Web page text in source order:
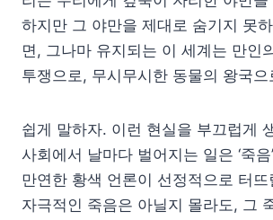
하지만 그 야만을 제대로 숨기지 못
면, 그나마 유지되는 이 세계는 만인
투쟁으로, 무시무시한 동물의 왕국
쉽게 말하자. 이런 현실을 부끄럽게
사회에서 날마다 벌어지는 일은 ‘죽음
만연한 황색 언론이 선정적으로 터
자극적인 죽음은 아닐지 몰라도, 그